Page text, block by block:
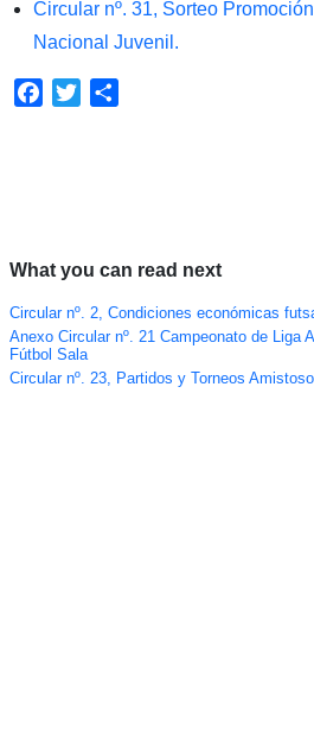
Circular nº. 31, Sorteo
Nacional Juvenil.
Facebook
Twitter
What you can read next
Circular nº. 2, Condiciones económicas
Anexo Circular nº. 21 Campeonato de Liga
Fútbol Sala
Circular nº. 23, Partidos y Torneos